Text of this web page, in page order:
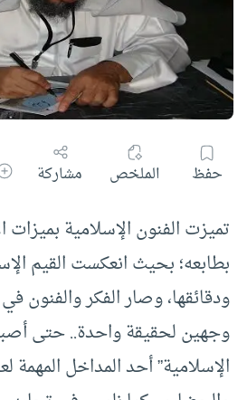
حفظ الملخص مشاركة
تميزت الفنون الإسلامية بميزات
بطابعه؛ بحيث انعكست القيم
ودقائقها، وصار الفكر والفنون
وجهين لحقيقة واحدة.. حتى
الإسلامية” أحد المداخل المهمة